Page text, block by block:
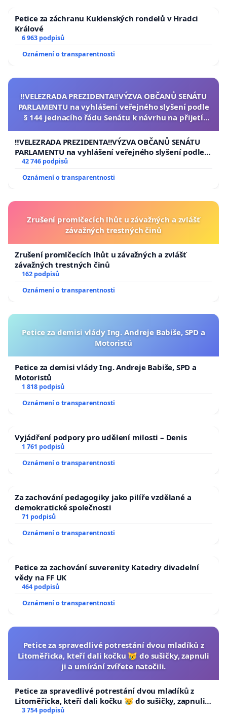
Petice za záchranu Kuklenských rondelů v Hradci
Králové
6 963 podpisů
Oznámení o transparentnosti
‼️VELEZRADA PREZIDENTA‼️VÝZVA OBČANŮ SENÁTU
PARLAMENTU na vyhlášení veřejného slyšení podle
§ 144 jednacího řádu Senátu k návrhu na přijetí
republiky
‼️VELEZRADA PREZIDENTA‼️VÝZVA OBČANŮ SENÁTU
PARLAMENTU na vyhlášení veřejného slyšení podle §
144 jednacího řádu Senátu k návrhu na přijetí
usnesení k podání ústavní žaloby na prezidenta
republiky
42 746 podpisů
Oznámení o transparentnosti
Zrušení promlčecích lhůt u závažných a zvlášť
závažných trestných činů
Zrušení promlčecích lhůt u závažných a zvlášť
závažných trestných činů
162 podpisů
Oznámení o transparentnosti
Petice za demisi vlády Ing. Andreje Babiše, SPD a
Motoristů
Petice za demisi vlády Ing. Andreje Babiše, SPD a
Motoristů
1 818 podpisů
Oznámení o transparentnosti
Vyjádření podpory pro udělení milosti – Denis
1 761 podpisů
Oznámení o transparentnosti
Za zachování pedagogiky jako pilíře vzdělané a
demokratické společnosti
71 podpisů
Oznámení o transparentnosti
Petice za zachování suverenity Katedry divadelní
vědy na FF UK
464 podpisů
Oznámení o transparentnosti
Petice za spravedlivé potrestání dvou mladíků z
Litoměřicka, kteří dali kočku 😿 do sušičky, zapnuli
ji a umírání zvířete natočili.
Petice za spravedlivé potrestání dvou mladíků z
Litoměřicka, kteří dali kočku 😿 do sušičky, zapnuli ji
a umírání zvířete natočili.
3 754 podpisů